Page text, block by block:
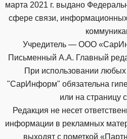
марта 2021 г. выдано
сфере связи,
Учредитель — ООО
Письменный А.А. Главный
При использовании
"СарИнформ" обязательна
или на страницу
Редакция не несет
информации в рекламных
выходят с пометкой